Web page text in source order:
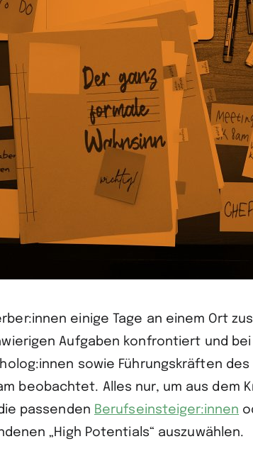
einige Tage an einem Ort
Aufgaben konfrontiert und bei
sowie Führungskräften des
beobachtet. Alles nur, um aus dem
passenden Berufseinsteiger:innen
„High Potentials“ auszuwählen.